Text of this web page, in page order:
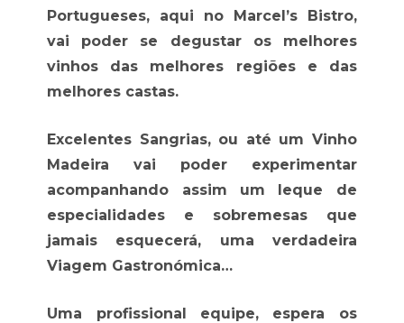
Portugueses, aqui no Marcel’s Bistro,
vai poder se degustar os melhores
vinhos das melhores regiões e das
melhores castas.
Excelentes Sangrias, ou até um Vinho
Madeira vai poder experimentar
acompanhando assim um leque de
especialidades e sobremesas que
jamais esquecerá, uma verdadeira
Viagem Gastronómica…
Uma profissional equipe, espera os